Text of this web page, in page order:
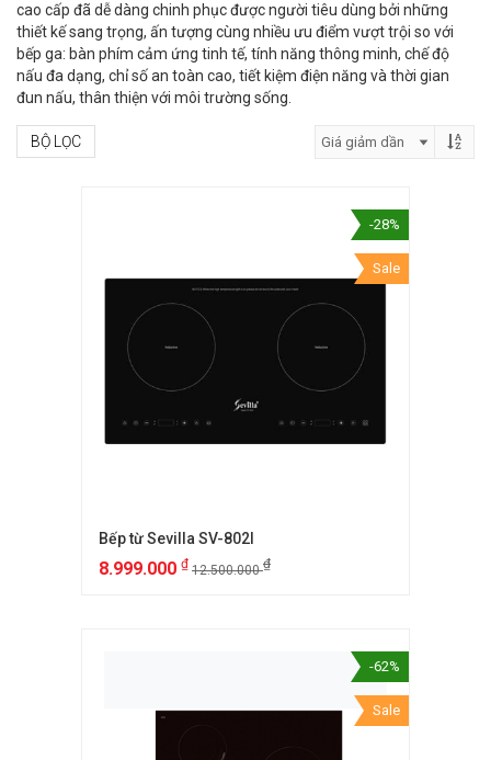
cao cấp đã dễ dàng chinh phục được người tiêu dùng bởi những
thiết kế sang trọng, ấn tượng cùng nhiều ưu điểm vượt trội so với
bếp ga: bàn phím cảm ứng tinh tế, tính năng thông minh, chế độ
nấu đa dạng, chỉ số an toàn cao, tiết kiệm điện năng và thời gian
đun nấu, thân thiện với môi trường sống.
BỘ LỌC
-28%
Sale
Bếp từ Sevilla SV-802I
8.999.000 ₫ 12.500.000₫
-62%
Sale